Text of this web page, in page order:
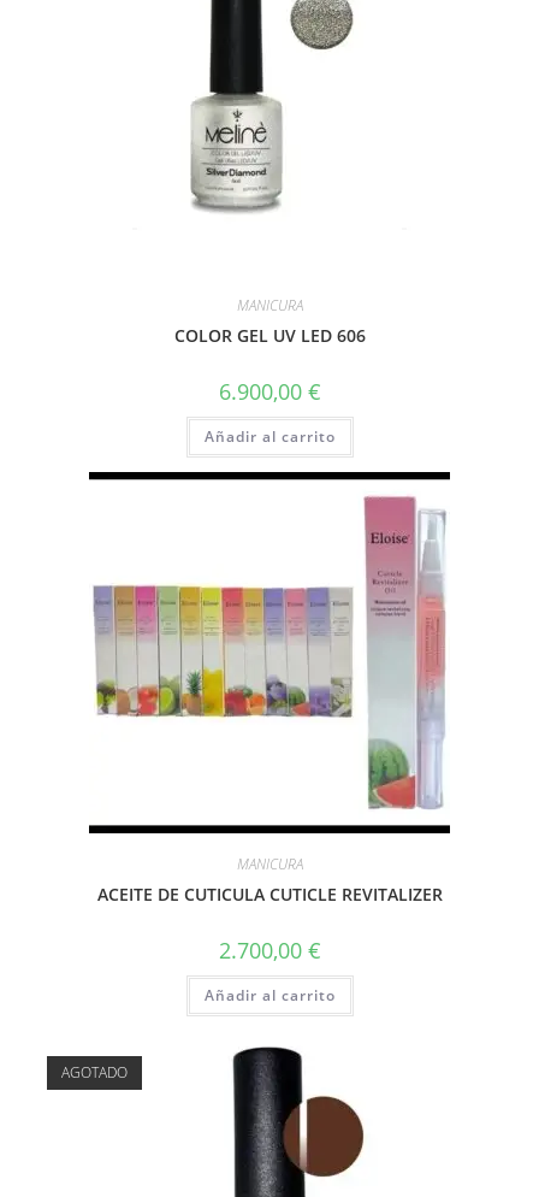
MANICURA
COLOR GEL UV LED 606
6.900,00 €
Añadir al carrito
MANICURA
ACEITE DE CUTICULA CUTICLE REVITALIZER
2.700,00 €
Añadir al carrito
AGOTADO